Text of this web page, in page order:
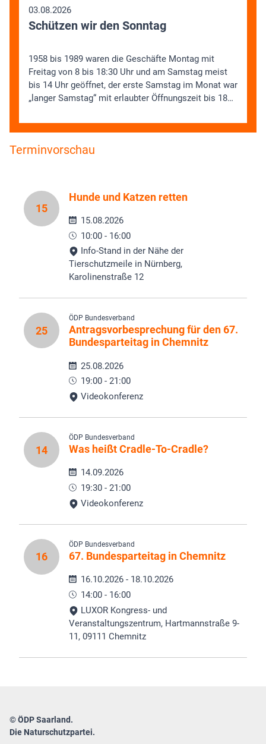
03.08.2026
Schützen wir den Sonntag
1958 bis 1989 waren die Geschäfte Montag mit
Freitag von 8 bis 18:30 Uhr und am Samstag meist
bis 14 Uhr geöffnet, der erste Samstag im Monat war
„langer Samstag“ mit erlaubter Öffnungszeit bis 18…
Terminvorschau
15
Hunde und Katzen retten
15.08.2026
10:00 - 16:00
Info-Stand in der Nähe der
Tierschutzmeile in Nürnberg,
Karolinenstraße 12
25
ÖDP Bundesverband
Antragsvorbesprechung für den 67.
Bundesparteitag in Chemnitz
25.08.2026
19:00 - 21:00
Videokonferenz
14
ÖDP Bundesverband
Was heißt Cradle-To-Cradle?
14.09.2026
19:30 - 21:00
Videokonferenz
16
ÖDP Bundesverband
67. Bundesparteitag in Chemnitz
16.10.2026 - 18.10.2026
14:00 - 16:00
LUXOR Kongress- und
Veranstaltungszentrum, Hartmannstraße 9-
11, 09111 Chemnitz
© ÖDP Saarland.
Die Naturschutzpartei.